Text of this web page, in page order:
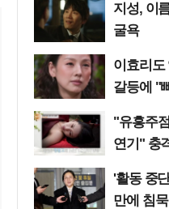
지성, 이
굴욕
이효리
갈등에 "
"유흥주
연기" 충
'활동 중
만에 침